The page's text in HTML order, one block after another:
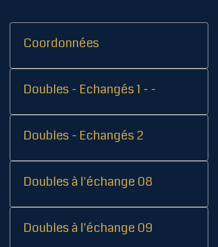
Coordonnées
Doubles - Echangés 1 - -
Doubles - Echangés 2
Doubles à l'échange 08
Doubles à l'échange 09